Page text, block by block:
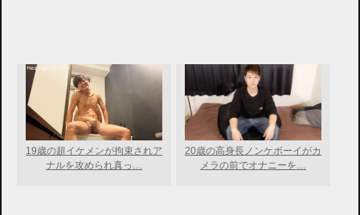
19歳の超イケメンが拘束されア
ナルを攻められ真っ…
20歳の高身長ノンケボーイがカ
メラの前でオナニーを…